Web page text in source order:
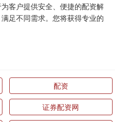
客户提供安全、便捷的配资解
足不同需求。您将获得专业的
配资
证券配资网